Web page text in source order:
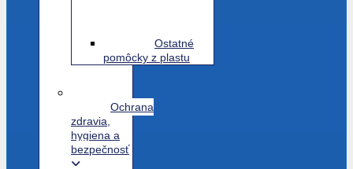
Ostatné
pomôcky z plastu
Ochrana
zdravia,
hygiena a
bezpečnosť